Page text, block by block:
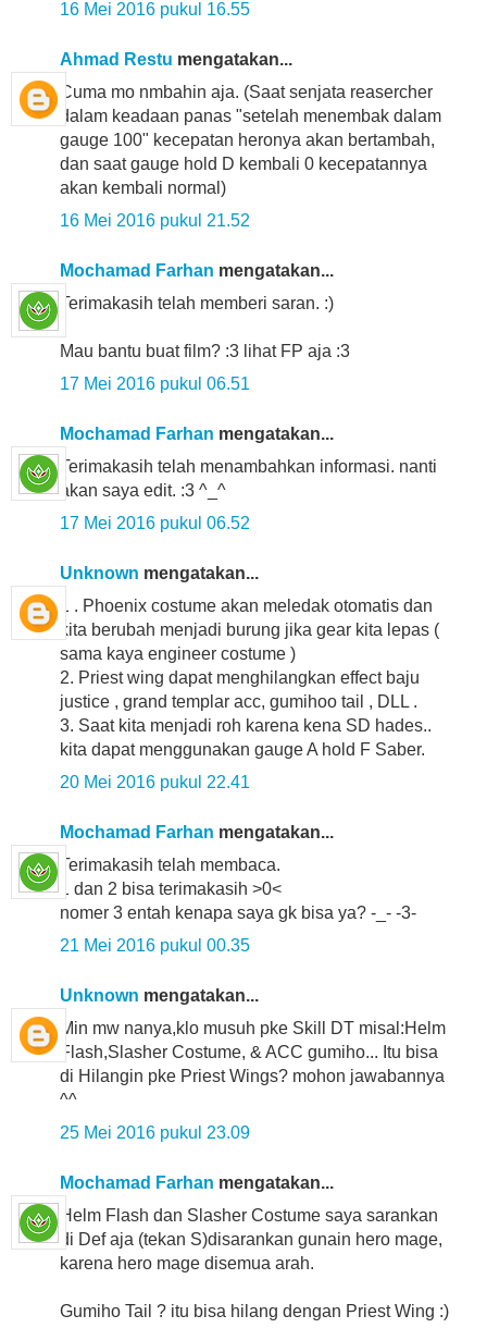
16 Mei 2016 pukul 16.55
Ahmad Restu mengatakan...
Cuma mo nmbahin aja. (Saat senjata reasercher
dalam keadaan panas "setelah menembak dalam
gauge 100" kecepatan heronya akan bertambah,
dan saat gauge hold D kembali 0 kecepatannya
akan kembali normal)
16 Mei 2016 pukul 21.52
Mochamad Farhan mengatakan...
Terimakasih telah memberi saran. :)
Mau bantu buat film? :3 lihat FP aja :3
17 Mei 2016 pukul 06.51
Mochamad Farhan mengatakan...
Terimakasih telah menambahkan informasi. nanti
akan saya edit. :3 ^_^
17 Mei 2016 pukul 06.52
Unknown mengatakan...
1 . Phoenix costume akan meledak otomatis dan
kita berubah menjadi burung jika gear kita lepas (
sama kaya engineer costume )
2. Priest wing dapat menghilangkan effect baju
justice , grand templar acc, gumihoo tail , DLL .
3. Saat kita menjadi roh karena kena SD hades..
kita dapat menggunakan gauge A hold F Saber.
20 Mei 2016 pukul 22.41
Mochamad Farhan mengatakan...
Terimakasih telah membaca.
1 dan 2 bisa terimakasih >0<
nomer 3 entah kenapa saya gk bisa ya? -_- -3-
21 Mei 2016 pukul 00.35
Unknown mengatakan...
Min mw nanya,klo musuh pke Skill DT misal:Helm
Flash,Slasher Costume, & ACC gumiho... Itu bisa
di Hilangin pke Priest Wings? mohon jawabannya
^^
25 Mei 2016 pukul 23.09
Mochamad Farhan mengatakan...
Helm Flash dan Slasher Costume saya sarankan
di Def aja (tekan S)disarankan gunain hero mage,
karena hero mage disemua arah.
Gumiho Tail ? itu bisa hilang dengan Priest Wing :)